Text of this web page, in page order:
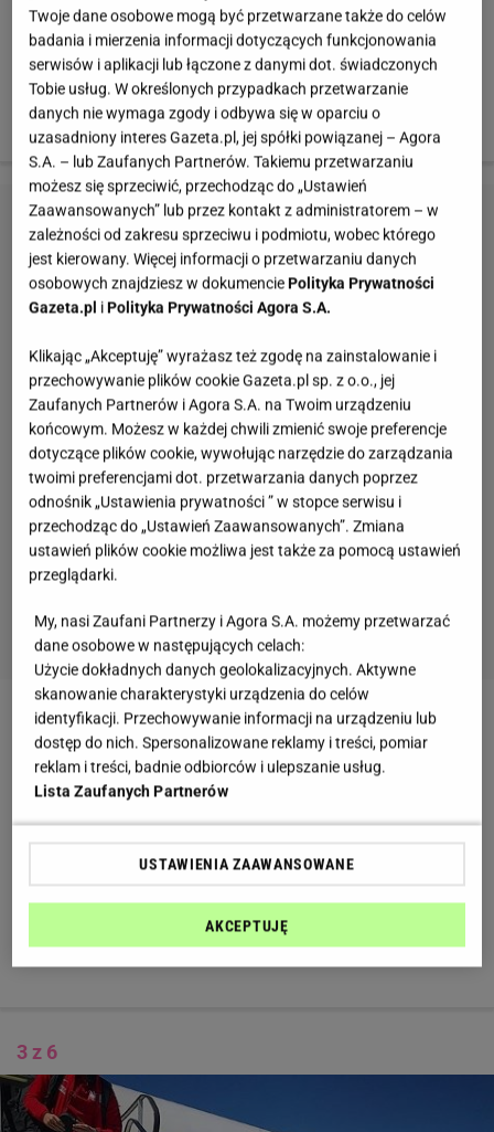
Tak Robert Lewandowski relaksuje się przed
mundialem. Na imprezie w basenie nie zabrakło innych
piłkarzy
2 z 6
3 z 6
Twoje dane osobowe mogą być przetwarzane także do celów
badania i mierzenia informacji dotyczących funkcjonowania
serwisów i aplikacji lub łączone z danymi dot. świadczonych
Tobie usług. W określonych przypadkach przetwarzanie
danych nie wymaga zgody i odbywa się w oparciu o
uzasadniony interes Gazeta.pl, jej spółki powiązanej – Agora
S.A. – lub Zaufanych Partnerów. Takiemu przetwarzaniu
możesz się sprzeciwić, przechodząc do „Ustawień
Zaawansowanych” lub przez kontakt z administratorem – w
zależności od zakresu sprzeciwu i podmiotu, wobec którego
jest kierowany. Więcej informacji o przetwarzaniu danych
osobowych znajdziesz w dokumenciePolityka Prywatności
Gazeta.pl iPolityka Prywatności Agora S.A.
Klikając „Akceptuję” wyrażasz też zgodę na zainstalowanie i
przechowywanie plików cookie Gazeta.pl sp. z o.o., jej
Zaufanych Partnerów i Agora S.A. na Twoim urządzeniu
końcowym. Możesz w każdej chwili zmienić swoje preferencje
dotyczące plików cookie, wywołując narzędzie do zarządzania
twoimi preferencjami dot. przetwarzania danych poprzez
odnośnik „Ustawienia prywatności ” w stopce serwisu i
przechodząc do „Ustawień Zaawansowanych”. Zmiana
ustawień plików cookie możliwa jest także za pomocą ustawień
przeglądarki.
My, nasi Zaufani Partnerzy i Agora S.A. możemy przetwarzać
dane osobowe w następujących celach:
Użycie dokładnych danych geolokalizacyjnych. Aktywne
skanowanie charakterystyki urządzenia do celów
identyfikacji. Przechowywanie informacji na urządzeniu lub
dostęp do nich. Spersonalizowane reklamy i treści, pomiar
reklam i treści, badnie odbiorców i ulepszanie usług.
Lista Zaufanych Partnerów
USTAWIENIA ZAAWANSOWANE
AKCEPTUJĘ